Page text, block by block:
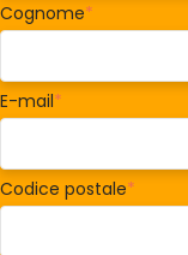
Cognome*
E-mail*
Codice postale*